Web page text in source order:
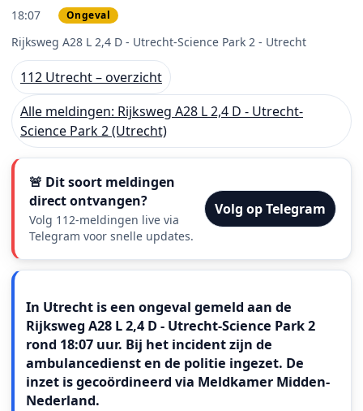
18:07 Ongeval
Rijksweg A28 L 2,4 D - Utrecht-Science Park 2 - Utrecht
112 Utrecht – overzicht
Alle meldingen: Rijksweg A28 L 2,4 D - Utrecht-
Science Park 2 (Utrecht)
🚨 Dit soort meldingen
direct ontvangen?
Volg 112-meldingen live via
Telegram voor snelle updates.
Volg op Telegram
In Utrecht is een ongeval gemeld aan de
Rijksweg A28 L 2,4 D - Utrecht-Science Park 2
rond 18:07 uur. Bij het incident zijn de
ambulancedienst en de politie ingezet. De
inzet is gecoördineerd via Meldkamer Midden-
Nederland.